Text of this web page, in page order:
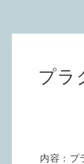
プラ
内容：プ